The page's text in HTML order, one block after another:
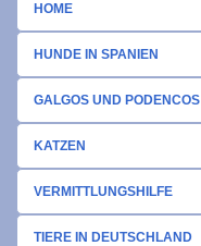
HOME
HUNDE IN SPANIEN
GALGOS UND PODENCOS
KATZEN
VERMITTLUNGSHILFE
TIERE IN DEUTSCHLAND